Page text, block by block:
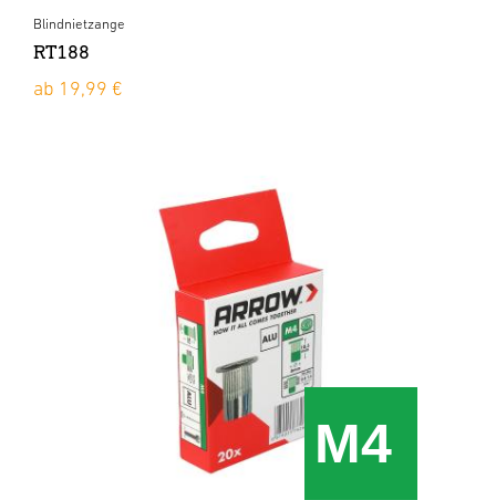
Blindnietzange
RT188
ab 19,99 €